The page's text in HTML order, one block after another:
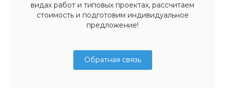
видах работ и типовых проектах, рассчитаем
стоимость и подготовим индивидуальное
предложение!
Обратная связь